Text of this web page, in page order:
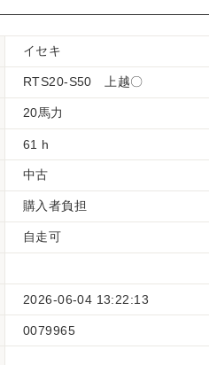
イセキ
RTS20-S50 上越〇
20馬力
61 h
中古
購入者負担
自走可
2026-06-04 13:22:13
0079965